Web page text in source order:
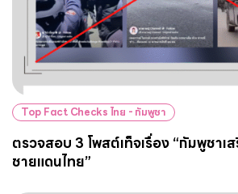
Top Fact Checks ไทย - กัมพูชา
ตรวจสอบ 3 โพสต์เท็จเรื่อง “กัมพูชา
ชายแดนไทย”